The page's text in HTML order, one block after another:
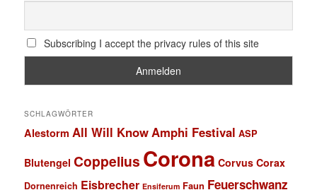
Subscribing I accept the privacy rules of this site
SCHLAGWÖRTER
Alestorm All Will Know Amphi Festival ASP
Blutengel Coppelius Corona Corvus Corax
Dornenreich Eisbrecher Ensiferum Faun Feuerschwanz